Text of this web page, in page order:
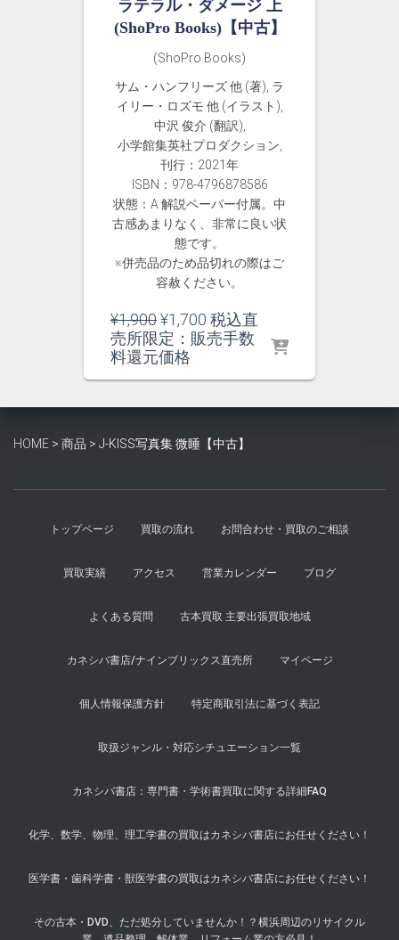
ラテラル・ダメージ 上
(ShoPro Books)【中古】
(ShoPro Books)
サム・ハンフリーズ 他 (著), ラ
イリー・ロズモ 他 (イラスト),
中沢 俊介 (翻訳),
小学館集英社プロダクション,
刊行：2021年
ISBN：978-4796878586
状態：A 解説ペーパー付属。中
古感あまりなく、非常に良い状
態です。
※併売品のため品切れの際はご
容赦ください。
¥1,900元
の
価
¥1,900
し
¥1,700 現
在
は
で
税込直
売所限定：販売手数
料還元価格
HOME > 商品 > J-KISS写真集 微睡【中古】
トップページ 買取の流れ お問合わせ・買取のご相談
買取実績 アクセス 営業カレンダー ブログ
よくある質問 古本買取 主要出張買取地域
カネシバ書店/ナインブリックス直売所 マイページ
個人情報保護方針 特定商取引法に基づく表記
取扱ジャンル・対応シチュエーション一覧
カネシバ書店：専門書・学術書買取に関する詳細FAQ
化学、数学、物理、理工学書の買取はカネシバ書店にお任せください！
医学書・歯科学書・獣医学書の買取はカネシバ書店にお任せください！
その古本・DVD、ただ処分していませんか！？横浜周辺のリサイクル